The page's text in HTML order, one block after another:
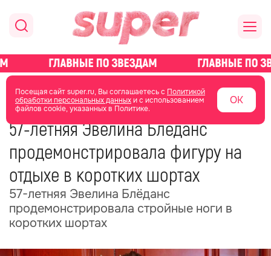
Посещая сайт super.ru, Вы соглашаетесь с Политикой
обработки персональных данныхи с использованием
файлов cookie, указанных в Политике.
ОК
главная новости о звездах новости
19 июня 13:51
57-летняя Эвелина Блёданс
продемонстрировала фигуру на
отдыхе в коротких шортах
57-летняя Эвелина Блёданс
продемонстрировала стройные ноги в
коротких шортах